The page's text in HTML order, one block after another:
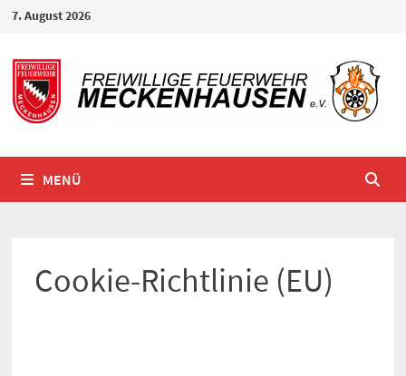
Zum
springen
7. August 2026
MENÜ
Cookie-Richtlinie (EU)